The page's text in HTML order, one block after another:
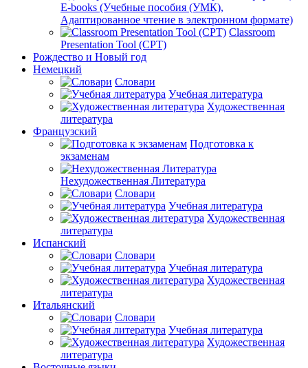
E-books (Учебные пособия (УМК),
Адаптированное чтение в электронном формате)
Classroom
Presentation Tool (CPT)
Рождество и Новый год
Немецкий
Словари
Учебная литература
Художественная
литература
Французский
Подготовка к
экзаменам
Нехудожественная Литература
Словари
Учебная литература
Художественная
литература
Испанский
Словари
Учебная литература
Художественная
литература
Итальянский
Словари
Учебная литература
Художественная
литература